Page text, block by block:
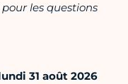
les questions
31 août 2026